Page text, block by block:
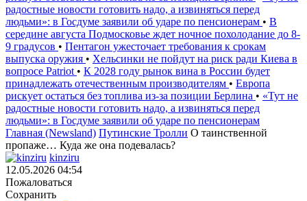
радостные новости готовить надо, а извиняться перед
людьми»: в Госдуме заявили об ударе по пенсионерам • В
середине августа Подмосковье ждет ночное похолодание до 8-
9 градусов • Пентагон ужесточает требования к срокам
выпуска оружия • Хельсинки не пойдут на риск ради Киева в
вопросе Patriot • К 2028 году рынок вина в России будет
принадлежать отечественным производителям • Европа
рискует остаться без топлива из-за позиции Берлина • «Тут не
радостные новости готовить надо, а извиняться перед
людьми»: в Госдуме заявили об ударе по пенсионерам
Главная (Newsland) Путинcкие Тролли О таинственной
пропаже… Куда же она подевалась?
kinziru
12.05.2026 04:54
Пожаловаться
Сохранить